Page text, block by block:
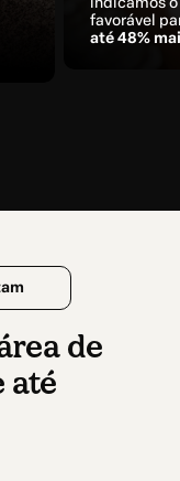
favorável
até 48%
de
até